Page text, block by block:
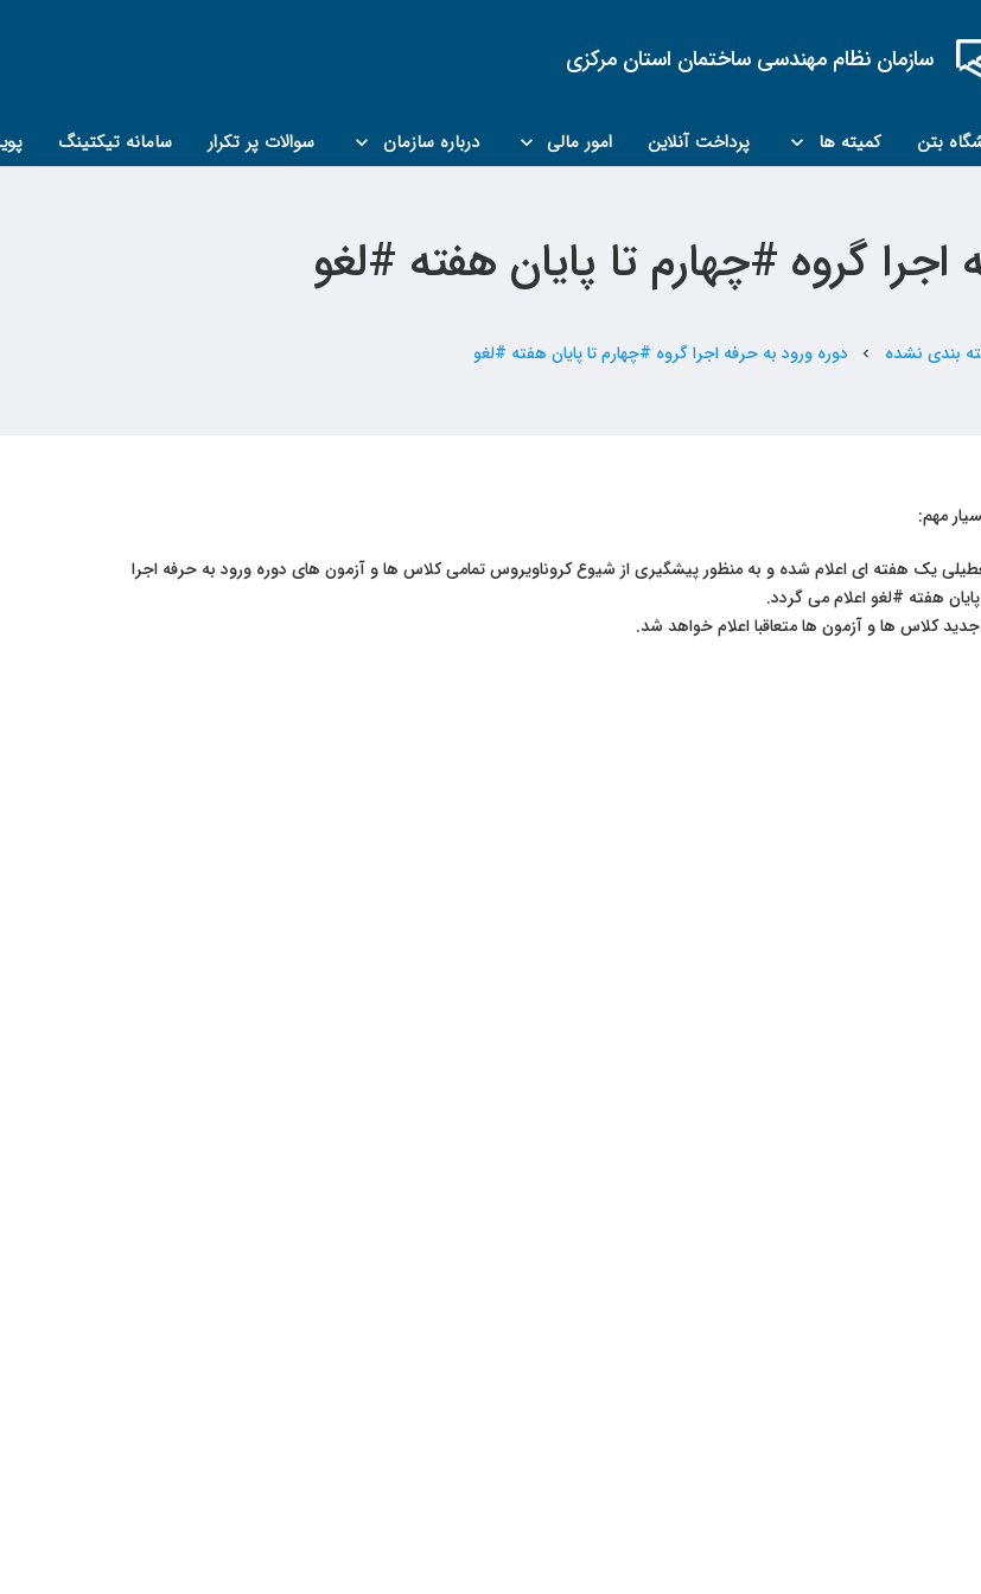
سازمان نظام مهندسی ساختمان استان مرکزی
بتن کمیته ها پرداخت آنلاین امور مالی درباره سازمان سوالات پر تکرار سامانه تیکتینگ
اجرا گروه #چهارم تا پایان هفته #لغو
بندی نشده chevron_left دوره ورود به حرفه اجرا گروه #چهارم تا پایان هفته #لغو
مهم:
یک هفته ای اعلام شده و به منظور پیشگیری از شیوع کروناویروس تمامی کلاس ها و آزمون های دوره ورود به حرفه اجرا
هفته #لغو اعلام می گردد.
کلاس ها و آزمون ها متعاقبا اعلام خواهد شد.